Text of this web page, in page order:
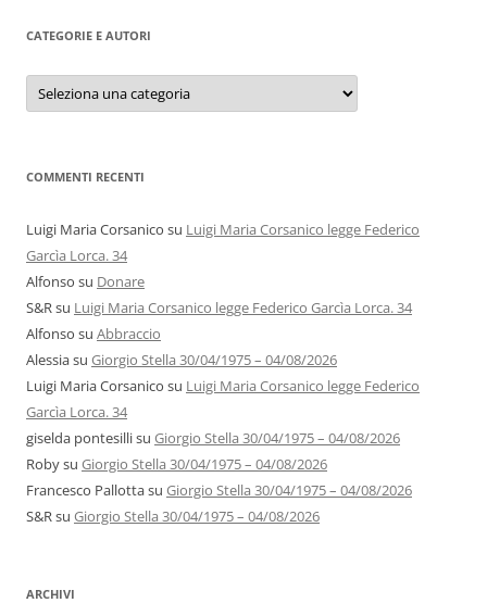
CATEGORIE E AUTORI
Categorie
autori
COMMENTI RECENTI
Luigi Maria Corsanico su Luigi Maria Corsanico legge Federico
Garcìa Lorca. 34
Alfonso su Donare
S&Rsu Luigi Maria Corsanico legge Federico Garcìa Lorca. 34
Alfonso su Abbraccio
Alessiasu Giorgio Stella 30/04/1975 – 04/08/2026
Luigi Maria Corsanico su Luigi Maria Corsanico legge Federico
Garcìa Lorca. 34
giselda pontesillisu Giorgio Stella 30/04/1975 – 04/08/2026
Robysu Giorgio Stella 30/04/1975 – 04/08/2026
Francesco Pallottasu Giorgio Stella 30/04/1975 – 04/08/2026
S&Rsu Giorgio Stella 30/04/1975 – 04/08/2026
ARCHIVI